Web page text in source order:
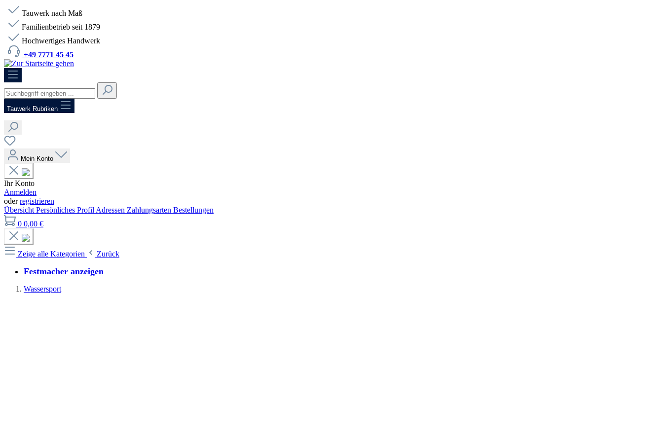
Tauwerk nach Maß
Familienbetrieb seit 1879
Hochwertiges Handwerk
+49 7771 45 45
+49 7771 45 45
Tauwerk Rubriken
Mein Konto
Ihr Konto
Anmelden
oderregistrieren
Übersicht Persönliches Profil Adressen Zahlungsarten Bestellungen
0 0,00 €
Zeige alle Kategorien Zurück
Festmacher anzeigen
Wassersport